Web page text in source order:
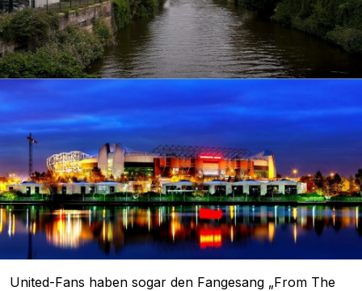
United-Fans haben sogar den Fangesang „From The